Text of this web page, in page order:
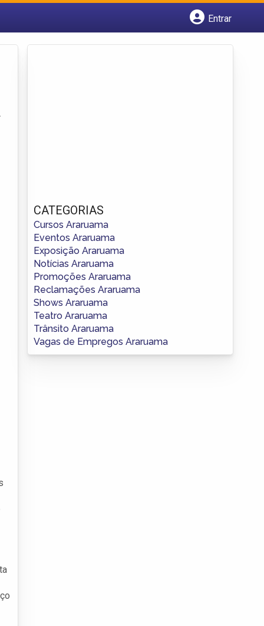
Entrar
CATEGORIAS
Cursos Araruama
Eventos Araruama
Exposição Araruama
Notícias Araruama
Promoções Araruama
Reclamações Araruama
Shows Araruama
Teatro Araruama
Trânsito Araruama
Vagas de Empregos Araruama